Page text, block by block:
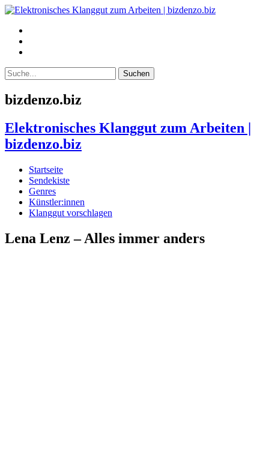
bizdenzo.biz
Elektronisches Klanggut zum Arbeiten |
bizdenzo.biz
Startseite
Sendekiste
Genres
Künstler:innen
Klanggut vorschlagen
Lena Lenz – Alles immer anders